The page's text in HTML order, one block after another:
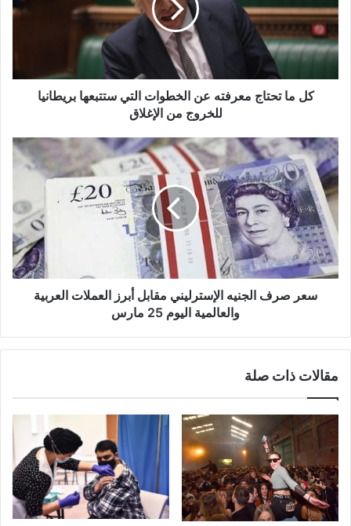
عن
الخطوات
التي
ستتبعها
للخروجكل ما تحتاج معرفته عن الخطوات التي ستتبعها بريطانيا
للخروج من الإغلاق
سعر
صرف
الجنيه
الإسترليني
مقابل
أبرز
العملات
العربية
والعالمية
سعر صرف الجنيه الإسترليني مقابل أبرز العملات العربية
والعالمية اليوم 25 مارس
مقالات ذات صلة